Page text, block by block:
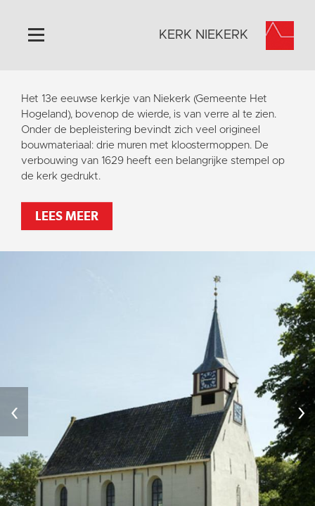
Home
Algemeen
Historie
Omgeving
Activiteiten
Steun ons
Contact
Vaktaal
KERK NIEKERK
Het 13e eeuwse kerkje van Niekerk (Gemeente Het
Hogeland), bovenop de wierde, is van verre al te zien.
Onder de bepleistering bevindt zich veel origineel
bouwmateriaal: drie muren met kloostermoppen. De
verbouwing van 1629 heeft een belangrijke stempel op
de kerk gedrukt.
LEES MEER
‹ ›